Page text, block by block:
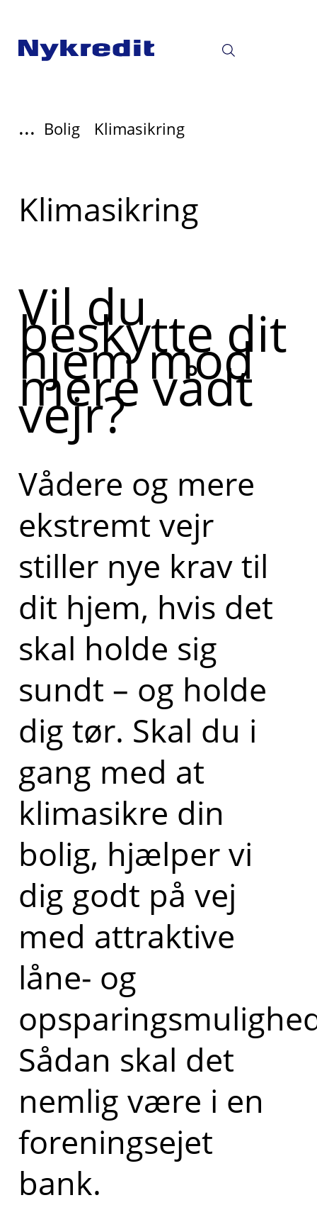
... Bolig Klimasikring
Read
more
Klimasikring
Vil du
beskytte dit
hjem mod
mere vådt
vejr?
Vådere og mere
ekstremt vejr
stiller nye krav til
dit hjem, hvis det
skal holde sig
sundt – og holde
dig tør. Skal du i
gang med at
klimasikre din
bolig, hjælper vi
dig godt på vej
med attraktive
låne- og
Sådan skal det
nemlig være i en
foreningsejet
bank.